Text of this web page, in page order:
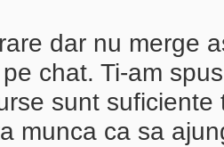
dar nu merge
chat. Ti-am
sunt
munca ca sa